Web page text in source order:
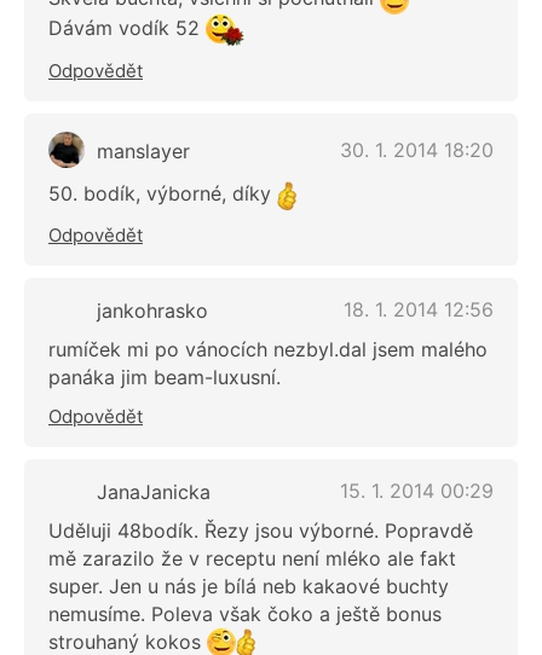
Dávám vodík 52
Odpovědět
manslayer
30. 1. 2014 18:20
50. bodík, výborné, díky
Odpovědět
jankohrasko
18. 1. 2014 12:56
rumíček mi po vánocích nezbyl.dal jsem malého
panáka jim beam-luxusní.
Odpovědět
JanaJanicka
15. 1. 2014 00:29
Uděluji 48bodík. Řezy jsou výborné. Popravdě
mě zarazilo že v receptu není mléko ale fakt
super. Jen u nás je bílá neb kakaové buchty
nemusíme. Poleva však čoko a ještě bonus
strouhaný kokos